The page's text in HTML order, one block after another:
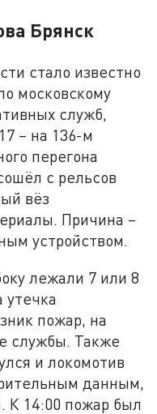
Брянск
стало известно
московскому
служб,
– на 136-м
перегона
с рельсов
вёз
Причина –
устройством.
лежали 7 или 8
утечка
пожар, на
службы. Также
и локомотив
данным,
К 14:00 пожар был